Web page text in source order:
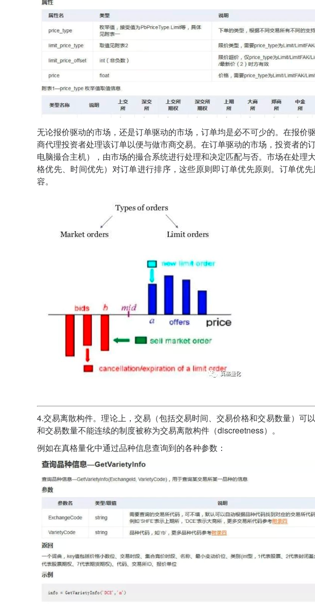
无论报价驱动的市场，还是订单驱动的市场，订单均是必不可少的。在报价
商代理投资者处理该订单以便与做市商交易。在订单驱动的市场，投资者的
电脑撮合主机），由市场的撮合系统进行处理和决定匹配与否。市场在处理
格优先、时间优先）对订单进行排序，这些原则即订单优先原则。订单优
容。
4.交易离散构件。理论上，交易（包括交易时间、交易价格和交易数量）可
和交易数量不能连续的制度被称为交易离散构件（discreetness）。
例如在真格量化中通过品种信息查询到的各种参数：